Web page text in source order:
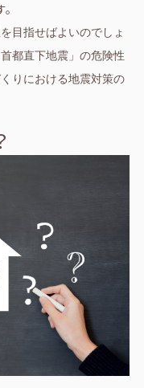
目指せばよいのでしょ
都直下地震」の危険性
りにおける地震対策の